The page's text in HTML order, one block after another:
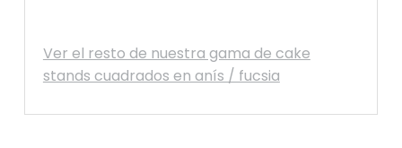
Ver el resto de nuestra gama de cake
stands cuadrados en anís / fucsia